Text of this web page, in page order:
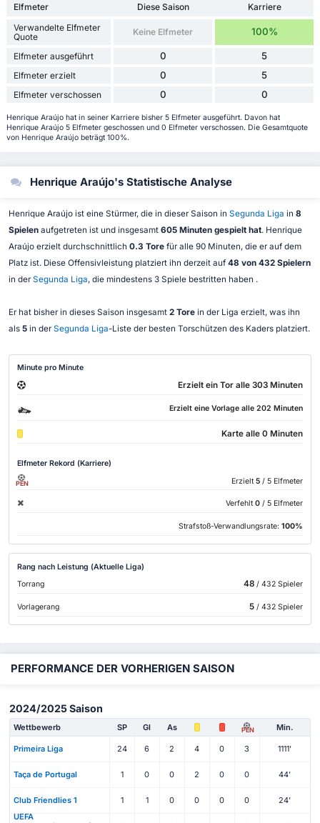
Elfmeter Diese Saison
Karriere
Verwandelte Elfmeter
Quote
Keine Elfmeter 100%
Elfmeter ausgeführt 0 5
Elfmeter erzielt 0 5
Elfmeter verschossen 0 0
Henrique Araújo hat in seiner Karriere bisher 5 Elfmeter ausgeführt. Davon hat
Henrique Araújo 5 Elfmeter geschossen und 0 Elfmeter verschossen. Die Gesamtquote
von Henrique Araújo beträgt 100%.
Henrique Araújo's Statistische Analyse
Henrique Araújo ist eine Stürmer, die in dieser Saison in Segunda Liga in 8
Spielenaufgetreten ist und insgesamt 605 Minuten gespielt hat. Henrique
Araújo erzielt durchschnittlich 0.3 Torefür alle 90 Minuten, die er auf dem
Platz ist. Diese Offensivleistung platziert ihn derzeit auf 48 von 432 Spielern
in der Segunda Liga, die mindestens 3 Spiele bestritten haben .
Er hat bisher in dieses Saison insgesamt 2 Torein der Liga erzielt, was ihn
als 5in der Segunda Liga-Liste der besten Torschützen des Kaders platziert.
Minute pro Minute
Erzielt ein Tor alle 303 Minuten
Erzielt eine Vorlage alle 202 Minuten
Karte alle 0 Minuten
Elfmeter Rekord (Karriere)
PEN Erzielt 5 / 5 Elfmeter
Verfehlt 0 / 5 Elfmeter
Strafstoß-Verwandlungsrate: 100%
Rang nach Leistung (Aktuelle Liga)
Torrang
48/ 432 Spieler
Vorlagerang 5/ 432 Spieler
PERFORMANCE DER VORHERIGEN SAISON
2024/2025 Saison
Wettbewerb SP Gl As PEN Min.
Primeira Liga 24 6 2 4 0 3 1111'
Taça de Portugal 1 0 0 2 0 0 44'
Club Friendlies 1 1 1 0 0 0 0
24'
UEFA